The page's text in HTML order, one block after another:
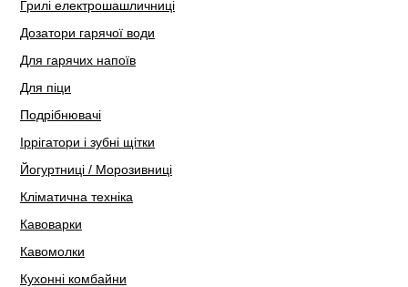
Грилі електрошашличниці
Дозатори гарячої води
Для гарячих напоїв
Для піци
Подрібнювачі
Іррігатори і зубні щітки
Йогуртниці / Морозивниці
Кліматична техніка
Кавоварки
Кавомолки
Кухонні комбайни